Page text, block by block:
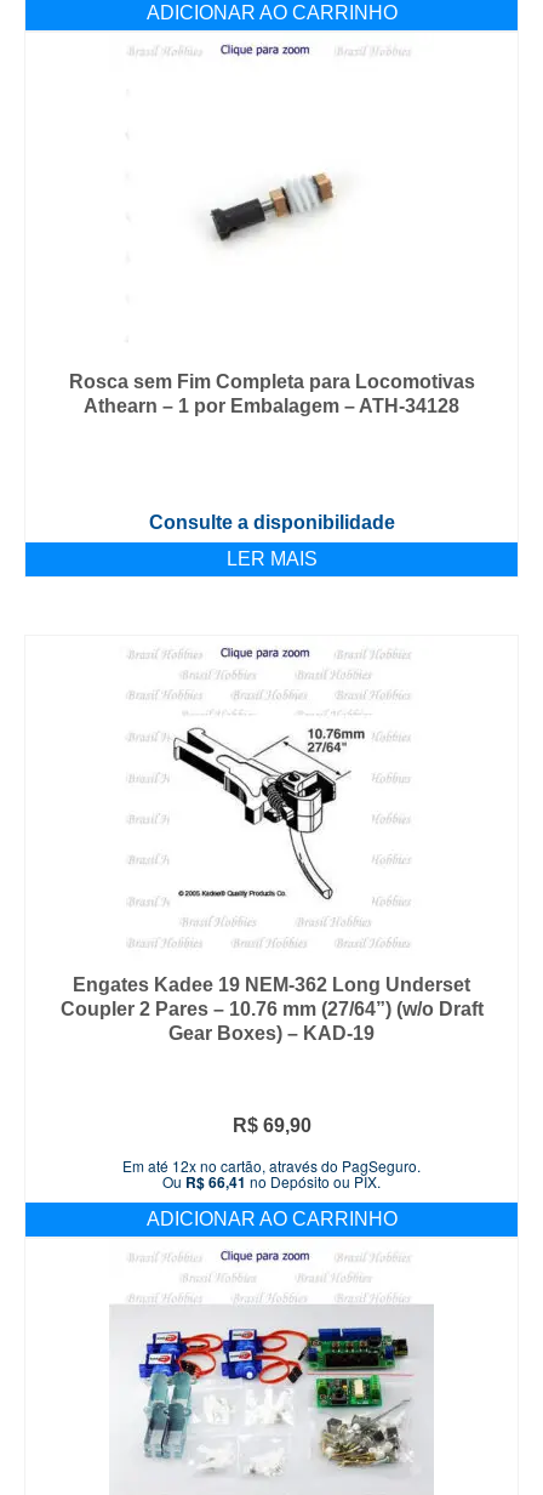
ADICIONAR AO CARRINHO
Rosca sem Fim Completa para Locomotivas
Athearn – 1 por Embalagem – ATH-34128
Consulte a disponibilidade
LER MAIS
Engates Kadee 19 NEM-362 Long Underset
Coupler 2 Pares – 10.76 mm (27/64”) (w/o Draft
Gear Boxes) – KAD-19
R$69,90
Em até 12x no cartão, através do PagSeguro.
Ou R$66,41 no Depósito ou PIX.
ADICIONAR AO CARRINHO